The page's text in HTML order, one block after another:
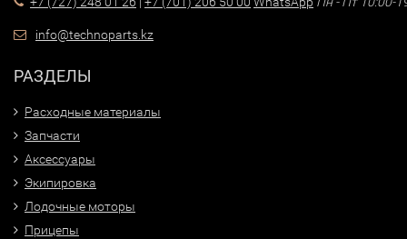
info@technoparts.kz
РАЗДЕЛЫ
Расходные материалы
Запчасти
Аксессуары
Экипировка
Лодочные моторы
Прицепы